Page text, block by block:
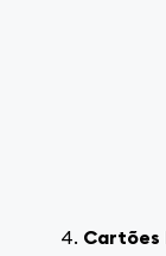
Cartões